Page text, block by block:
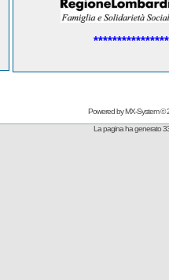
Powered byMX-System©
La pagina ha generato